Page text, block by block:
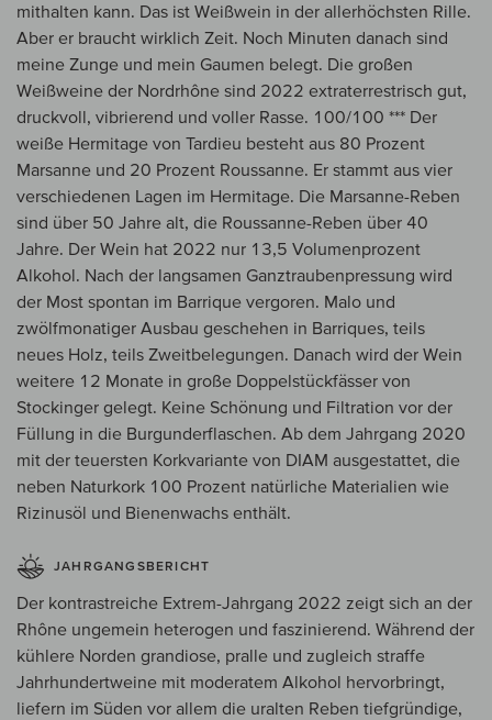
mithalten kann. Das ist Weißwein in der allerhöchsten Rille.
Aber er braucht wirklich Zeit. Noch Minuten danach sind
meine Zunge und mein Gaumen belegt. Die großen
Weißweine der Nordrhône sind 2022 extraterrestrisch gut,
druckvoll, vibrierend und voller Rasse. 100/100 *** Der
weiße Hermitage von Tardieu besteht aus 80 Prozent
Marsanne und 20 Prozent Roussanne. Er stammt aus vier
verschiedenen Lagen im Hermitage. Die Marsanne-Reben
sind über 50 Jahre alt, die Roussanne-Reben über 40
Jahre. Der Wein hat 2022 nur 13,5 Volumenprozent
Alkohol. Nach der langsamen Ganztraubenpressung wird
der Most spontan im Barrique vergoren. Malo und
zwölfmonatiger Ausbau geschehen in Barriques, teils
neues Holz, teils Zweitbelegungen. Danach wird der Wein
weitere 12 Monate in große Doppelstückfässer von
Stockinger gelegt. Keine Schönung und Filtration vor der
Füllung in die Burgunderflaschen. Ab dem Jahrgang 2020
mit der teuersten Korkvariante von DIAM ausgestattet, die
neben Naturkork 100 Prozent natürliche Materialien wie
Rizinusöl und Bienenwachs enthält.
JAHRGANGSBERICHT
Der kontrastreiche Extrem-Jahrgang 2022 zeigt sich an der
Rhône ungemein heterogen und faszinierend. Während der
kühlere Norden grandiose, pralle und zugleich straffe
Jahrhundertweine mit moderatem Alkohol hervorbringt,
liefern im Süden vor allem die uralten Reben tiefgründige,